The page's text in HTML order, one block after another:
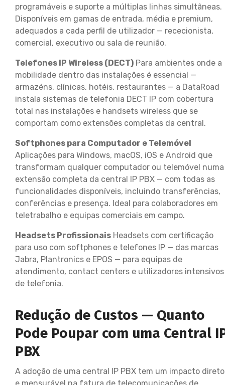
programáveis e suporte a múltiplas linhas simultâneas.
Disponíveis em gamas de entrada, média e premium,
adequados a cada perfil de utilizador — rececionista,
comercial, executivo ou sala de reunião.
Telefones IP Wireless (DECT) Para ambientes onde a
mobilidade dentro das instalações é essencial —
armazéns, clínicas, hotéis, restaurantes — a DataRoad
instala sistemas de telefonia DECT IP com cobertura
total nas instalações e handsets wireless que se
comportam como extensões completas da central.
Softphones para Computador e Telemóvel
Aplicações para Windows, macOS, iOS e Android que
transformam qualquer computador ou telemóvel numa
extensão completa da central IP PBX — com todas as
funcionalidades disponíveis, incluindo transferências,
conferências e presença. Ideal para colaboradores em
teletrabalho e equipas comerciais em campo.
Headsets Profissionais Headsets com certificação
para uso com softphones e telefones IP — das marcas
Jabra, Plantronics e EPOS — para equipas de
atendimento, contact centers e utilizadores intensivos
de telefonia.
Redução de Custos — Quanto
Pode Poupar com uma Central
PBX
A adoção de uma central IP PBX tem um impacto direto